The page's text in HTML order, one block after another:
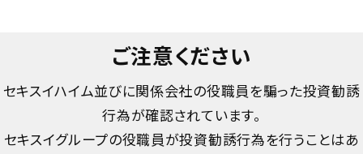
ご注意ください
セキスイハイム並びに関係会社の役職員を騙った投資勧誘
行為が確認されています。
セキスイグループの役職員が投資勧誘行為を行うことはあ